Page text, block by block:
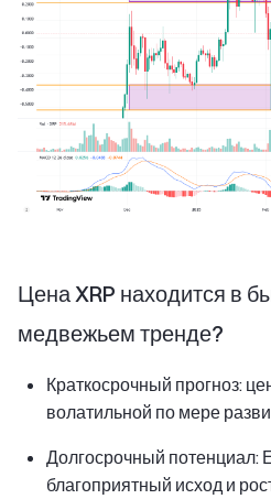
Цена XRP находится в
медвежьем тренде?
Краткосрочный прогноз:
волатильной по мере
Долгосрочный потенциал:
благоприятный исход и